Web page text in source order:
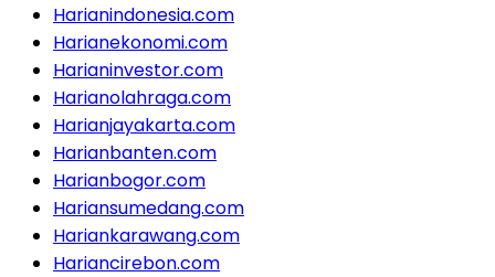
Harianindonesia.com
Harianekonomi.com
Harianinvestor.com
Harianolahraga.com
Harianjayakarta.com
Harianbanten.com
Harianbogor.com
Hariansumedang.com
Hariankarawang.com
Hariancirebon.com